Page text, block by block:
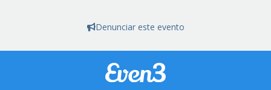
Denunciar este evento